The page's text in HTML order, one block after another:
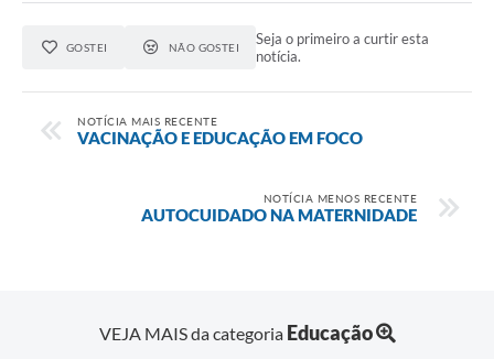
GOSTEI NÃO GOSTEI
Seja o primeiro a curtir esta
notícia.
NOTÍCIA MAIS RECENTE
VACINAÇÃO E EDUCAÇÃO EM FOCO
NOTÍCIA MENOS RECENTE
AUTOCUIDADO NA MATERNIDADE
VEJA MAIS da categoria Educação